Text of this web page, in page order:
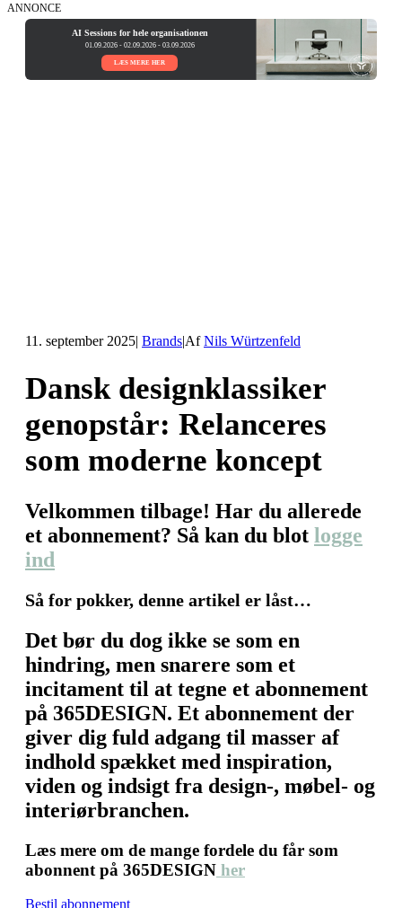
ANNONCE
AI Sessions for hele organisationen
01.09.2026 - 02.09.2026 - 03.09.2026
LÆS MERE HER
11. september 2025| Brands|AfNils Würtzenfeld
Dansk designklassiker
genopstår: Relanceres
som moderne koncept
Velkommen tilbage! Har du allerede
et abonnement? Så kan du blot logge
ind
Så for pokker, denne artikel er låst…
Det bør du dog ikke se som en
hindring, men snarere som et
incitament til at tegne et abonnement
på 365DESIGN. Et abonnement der
giver dig fuld adgang til masser af
indhold spækket med inspiration,
viden og indsigt fra design-, møbel- og
interiørbranchen.
Læs mere om de mange fordele du får som
abonnent på 365DESIGN her
Bestil abonnement